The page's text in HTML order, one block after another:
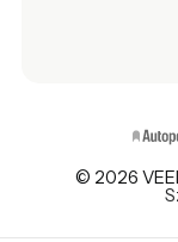
© 2026